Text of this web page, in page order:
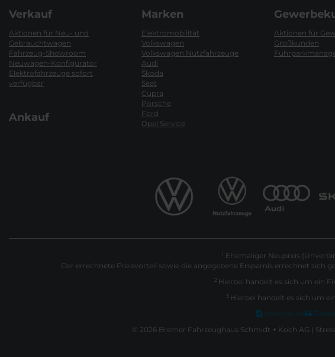
Verkauf
Aktionen für Neu- und
Gebrauchtwagen
Fahrzeug-Showroom
Neuwagen-Konfigurator
Elektrofahrzeuge sofort
verfügbar
Ankauf
Marken
Elektromobilität
Volkswagen
Volkswagen Nutzfahrzeuge
Audi
Škoda
Seat
Cupra
Porsche
Ford
Opel Service
Aktionen für
Großkunden
1 Ehemaliger Neupreis
Der errechnete Preisvorteil sowie die angegebene Ersparnis errechnet sich
2 Hierbei handelt es sich um ein
3 Hierbei handelt es sich um
Impressum
© 2026 Bremer Fahrzeughaus Schmidt + Koch AG |